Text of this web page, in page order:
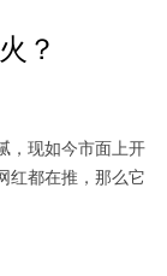
？
，现如今市面上开
红都在推，那么它